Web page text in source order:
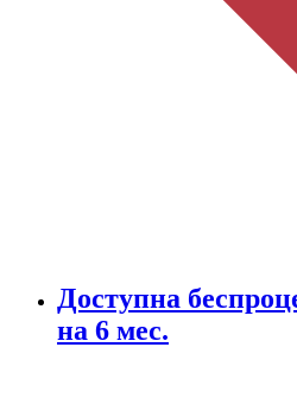
Доступна
на 6 мес.